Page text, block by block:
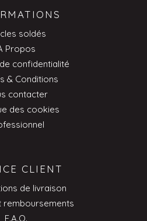
soldés
Propos
confidentialité
& Conditions
contacter
des cookies
CLIENT
de livraison
remboursements
F.A.Q.